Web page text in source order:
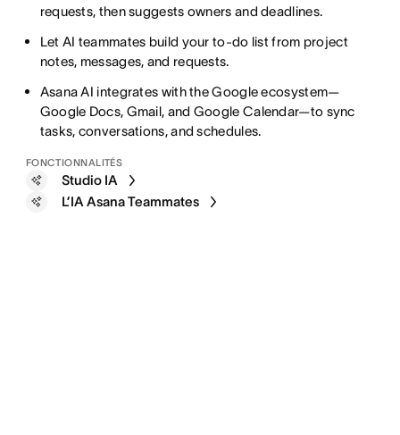
requests, then suggests owners and deadlines.
Let AI teammates build your to-do list from project
notes, messages, and requests.
Asana AI integrates with the Google ecosystem—
Google Docs, Gmail, and Google Calendar—to sync
tasks, conversations, and schedules.
FONCTIONNALITÉS
Studio IA
L’IA Asana Teammates